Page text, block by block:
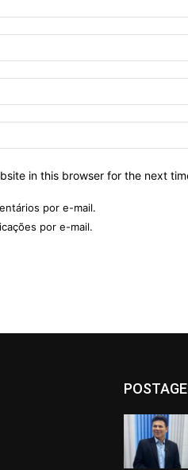
in this browser for the next
por e-mail.
por e-mail.